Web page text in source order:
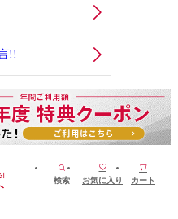
!!
検索 お気に入り カート